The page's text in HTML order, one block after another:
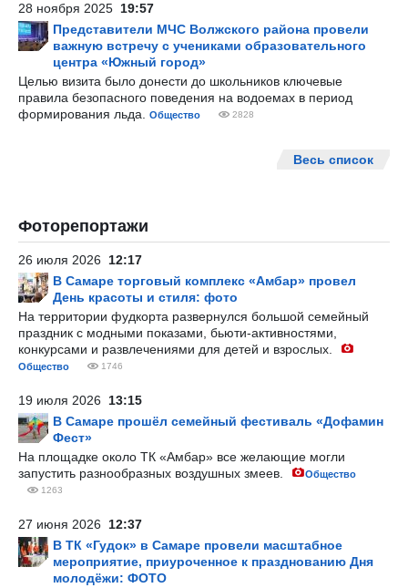
28 ноября 2025 19:57
Представители МЧС Волжского района провели
важную встречу с учениками образовательного
центра «Южный город»
Целью визита было донести до школьников ключевые
правила безопасного поведения на водоемах в период
формирования льда.
Общество 2828
Весь список
Фоторепортажи
26 июля 2026 12:17
В Самаре торговый комплекс «Амбар» провел
День красоты и стиля: фото
На территории фудкорта развернулся большой семейный
праздник с модными показами, бьюти-активностями,
конкурсами и развлечениями для детей и взрослых.
Общество 1746
19 июля 2026 13:15
В Самаре прошёл семейный фестиваль «Дофамин
Фест»
На площадке около ТК «Амбар» все желающие могли
запустить разнообразных воздушных змеев.
Общество
1263
27 июня 2026 12:37
В ТК «Гудок» в Самаре провели масштабное
мероприятие, приуроченное к празднованию Дня
молодёжи: ФОТО